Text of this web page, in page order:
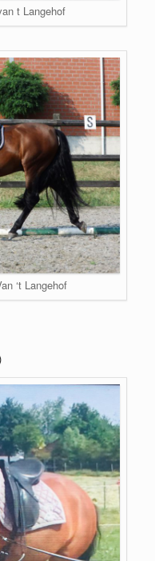
t Langehof
‘t Langehof